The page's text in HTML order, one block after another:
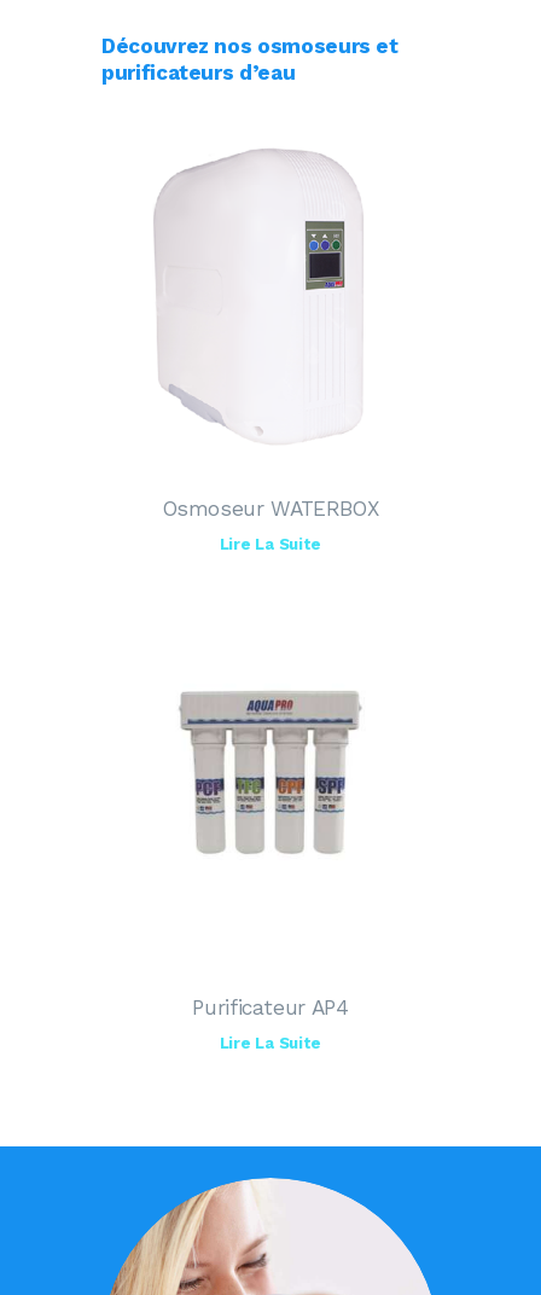
Découvrez nos osmoseurs et
purificateurs d’eau
Osmoseur WATERBOX
Lire La Suite
Purificateur AP4
Lire La Suite